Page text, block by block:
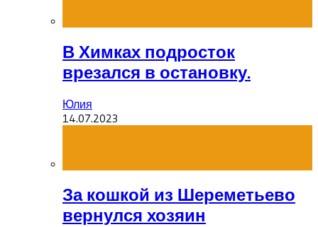
В Химках подросток
врезался в остановку.
Юлия
14.07.2023
За кошкой из Шереметьево
вернулся хозяин